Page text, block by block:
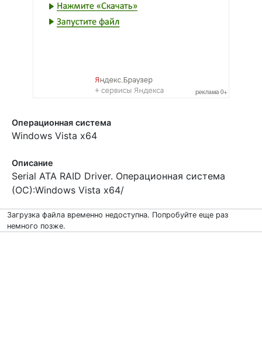
Операционная система
Windows Vista x64
Описание
Serial ATA RAID Driver. Операционная система
(ОС):Windows Vista x64/
Загрузка файла временно недоступна. Попробуйте еще раз
немного позже.